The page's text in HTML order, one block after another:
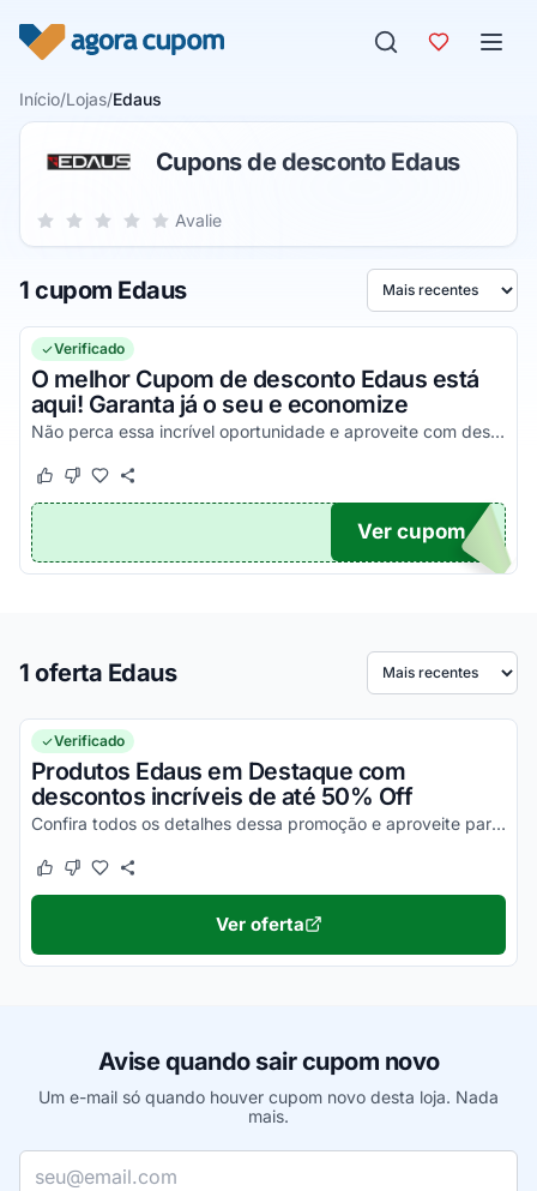
Início/Lojas/Edaus
Cupons de desconto Edaus
Sua nota para Edaus, de 1 a 5 estrelas
5 estrelas
4 estrelas
3 estrelas
2 estrelas
1 estrela Avalie
1 cupom Edaus Ordenar por
Verificado
O melhor Cupom de desconto Edaus está
aqui! Garanta já o seu e economize
Não perca essa incrível oportunidade e aproveite com descontos simplesmente incríveis!
Este cupom funcionou
Este cupom não funcionou
TICO
Ver cupom
1 oferta Edaus Ordenar por
Verificado
Produtos Edaus em Destaque com
descontos incríveis de até 50% Off
Confira todos os detalhes dessa promoção e aproveite para economizar agora mesmo!
Este cupom funcionou
Este cupom não funcionou
Ver oferta
Avise quando sair cupom novo
Um e-mail só quando houver cupom novo desta loja. Nada
mais.
Seu e-mail